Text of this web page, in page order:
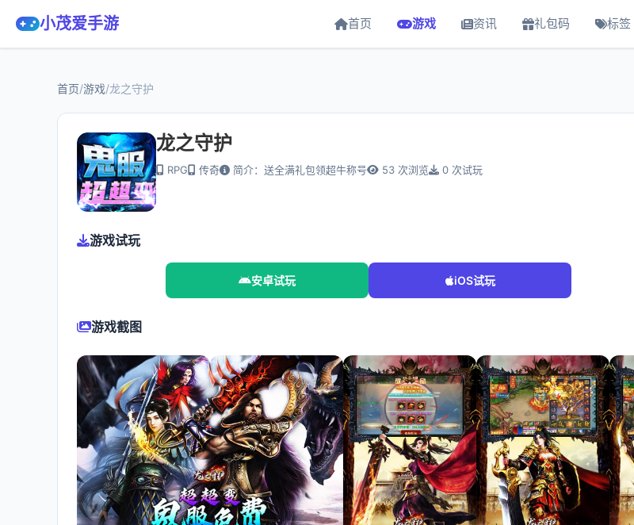
小茂爱手游 首页 游戏 资讯 礼包码 标签
首页/游戏/龙之守护
龙之守护
RPG 传奇 简介：送全满礼包领超牛称号 53 次浏览 0 次试玩
游戏试玩
安卓试玩 iOS试玩
游戏截图